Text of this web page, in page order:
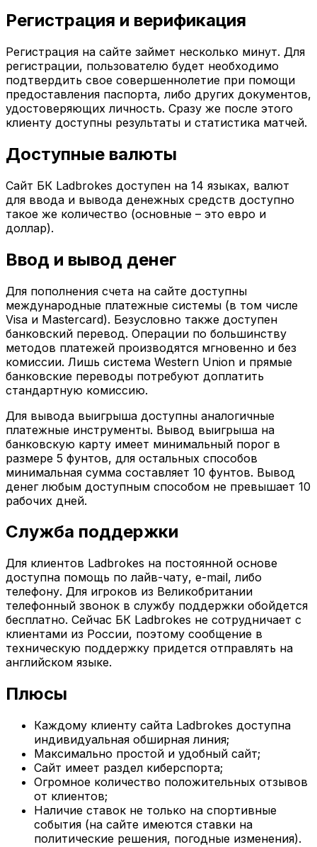
Регистрация и верификация
Регистрация на сайте займет несколько минут. Для
регистрации, пользователю будет необходимо
подтвердить свое совершеннолетие при помощи
предоставления паспорта, либо других документов,
удостоверяющих личность. Сразу же после этого
клиенту доступны результаты и статистика матчей.
Доступные валюты
Сайт БК Ladbrokes доступен на 14 языках, валют
для ввода и вывода денежных средств доступно
такое же количество (основные – это евро и
доллар).
Ввод и вывод денег
Для пополнения счета на сайте доступны
международные платежные системы (в том числе
Visa и Mastercard). Безусловно также доступен
банковский перевод. Операции по большинству
методов платежей производятся мгновенно и без
комиссии. Лишь система Western Union и прямые
банковские переводы потребуют доплатить
стандартную комиссию.
Для вывода выигрыша доступны аналогичные
платежные инструменты. Вывод выигрыша на
банковскую карту имеет минимальный порог в
размере 5 фунтов, для остальных способов
минимальная сумма составляет 10 фунтов. Вывод
денег любым доступным способом не превышает 10
рабочих дней.
Служба поддержки
Для клиентов Ladbrokes на постоянной основе
доступна помощь по лайв-чату, e-mail, либо
телефону. Для игроков из Великобритании
телефонный звонок в службу поддержки обойдется
бесплатно. Сейчас БК Ladbrokes не сотрудничает с
клиентами из России, поэтому сообщение в
техническую поддержку придется отправлять на
английском языке.
Плюсы
Каждому клиенту сайта Ladbrokes доступна
индивидуальная обширная линия;
Максимально простой и удобный сайт;
Сайт имеет раздел киберспорта;
Огромное количество положительных отзывов
от клиентов;
Наличие ставок не только на спортивные
события (на сайте имеются ставки на
политические решения, погодные изменения).